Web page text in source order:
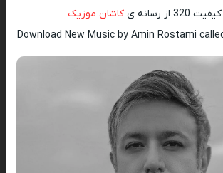
از رسانه ی
کاشان موزیک
Download New Music by Amin Rostami